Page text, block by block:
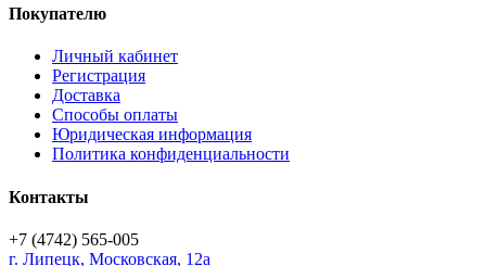
Покупателю
Личный кабинет
Регистрация
Доставка
Способы оплаты
Юридическая информация
Политика конфиденциальности
Контакты
+7 (4742) 565-005
г. Липецк, Московская, 12а